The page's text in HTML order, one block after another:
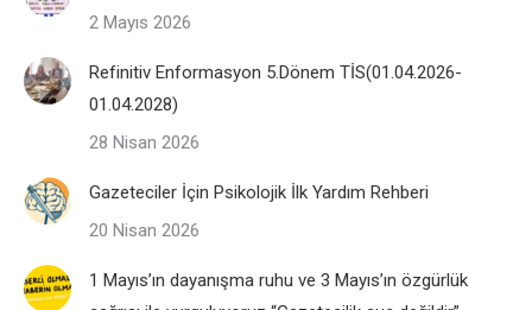
2 Mayıs 2026
Refinitiv Enformasyon 5.Dönem TİS(01.04.2026-
01.04.2028)
28 Nisan 2026
Gazeteciler İçin Psikolojik İlk Yardım Rehberi
20 Nisan 2026
1 Mayıs’ın dayanışma ruhu ve 3 Mayıs’ın özgürlük